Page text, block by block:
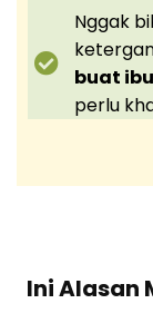
Nggak
buat
perlu
Ini Alasan